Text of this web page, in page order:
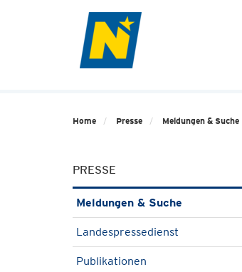
Home Presse Meldungen & Suche
PRESSE
Meldungen & Suche
Landespressedienst
Publikationen